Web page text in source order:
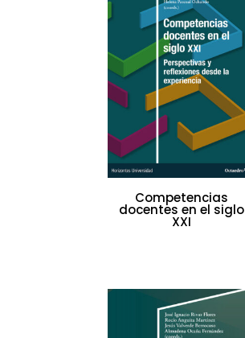
Competencias
docentes en el siglo
XXI